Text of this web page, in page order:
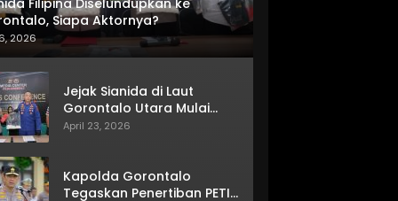
Siapa Aktornya?
2026
Jejak Sianida di Laut
Gorontalo Utara Mulai
Terkuak
April 23, 2026
Kapolda Gorontalo
Tegaskan Penertiban PETI